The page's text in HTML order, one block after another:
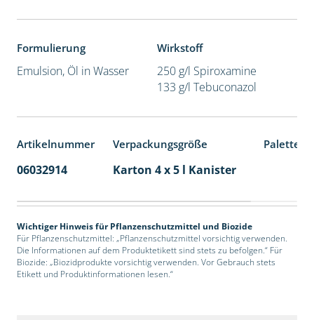
Formulierung
Emulsion, Öl in Wasser
Wirkstoff
250 g/l Spiroxamine
133 g/l Tebuconazol
Artikelnummer Verpackungsgröße
06032914 Karton 4 x 5 l Kanister
Wichtiger Hinweis für Pflanzenschutzmittel und Biozide
Für Pflanzenschutzmittel: „Pflanzenschutzmittel vorsichtig verwenden.
Die Informationen auf dem Produktetikett sind stets zu befolgen.“ Für
Biozide: „Biozidprodukte vorsichtig verwenden. Vor Gebrauch stets
Etikett und Produktinformationen lesen.“